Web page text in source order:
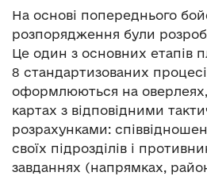
На основі попереднього
розпорядження були
Це один з основних етапів
8 стандартизованих
оформлюються на
картах з відповідними
розрахунками:
своїх підрозділів і
завданнях (напрямках,